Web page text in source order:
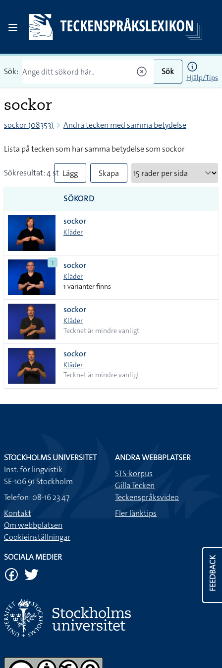
Sök: Sök
Hjälp/Tips
sockor
sockor (08353) Andra tecken med samma betydelse
Lista på tecken som har samma betydelse som sockor
Sökresultat: 4 st Lägg
till
alla i
lista
Skapa
SÖKORD
sockor
Kläder
1 sockor
Kläder
1 varianter finns
sockor
Kläder
Tecknet är mindre vanligt
sockor
Kläder
Tecknet är mindre vanligt
FEEDBACK
STOCKHOLMS UNIVERSITET
Inst. för lingvistik
SE-106 91 Stockholm
Telefon: 08-16 23 47
Kontakt
Om webbplatsen
Cookieinställningar
ANDRA WEBBPLATSER
STS-korpus
Gilla Tecken
Teckenspråksvideo
Fler länktips
SOCIALA MEDIER